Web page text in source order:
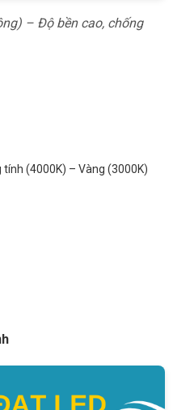
– Độ bền cao, chống
(4000K) – Vàng (3000K)